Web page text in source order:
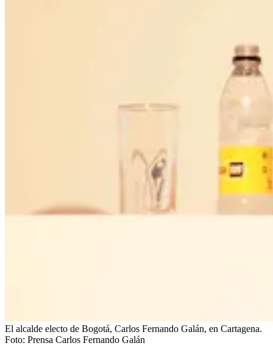
El alcalde electo de Bogotá, Carlos Fernando Galán, en Cartagena.
Foto: Prensa Carlos Fernando Galán